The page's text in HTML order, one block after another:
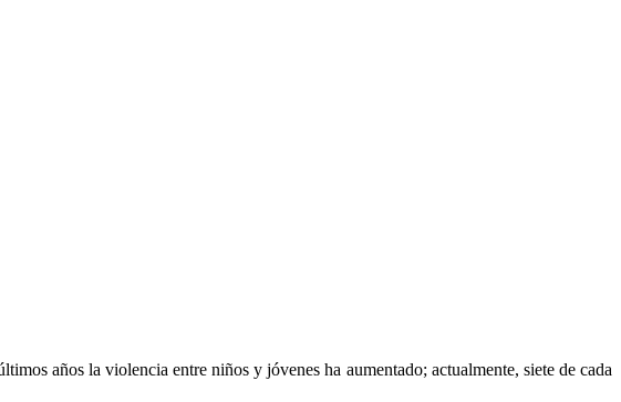
años la violencia entre niños y jóvenes ha aumentado; actualmente, siete de cada